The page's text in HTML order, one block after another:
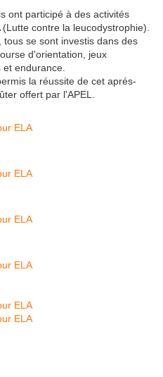
ont participé à des activités
contre la leucodystrophie).
se sont investis dans des
d'orientation, jeux
endurance.
la réussite de cet aprés-
offert par l'APEL.